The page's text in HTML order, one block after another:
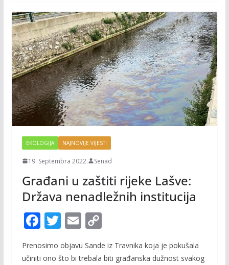
EKOLOGIJA NAJNOVIJE VIJESTI
19. Septembra 2022. Senad
Građani u zaštiti rijeke Lašve:
Država nenadležnih institucija
F
e
T
w
itt
E
ai
C
p
Prenosimo objavu Sande iz Travnika koja je pokušala
učiniti ono što bi trebala biti građanska dužnost svakog